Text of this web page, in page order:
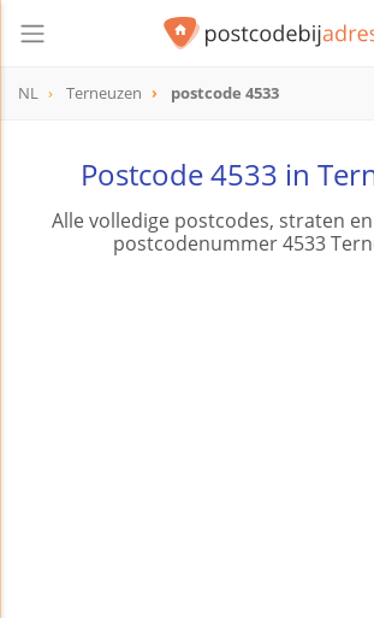
NL Terneuzen postcode 4533
Postcode 4533 in
Alle volledige postcodes, straten
postcodenummer 4533